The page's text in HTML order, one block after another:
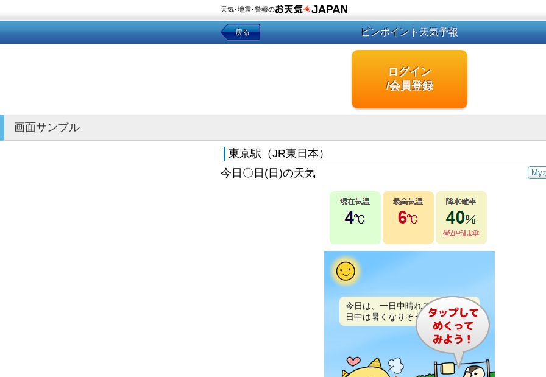
天気･地震･警報の
戻る ピンポイント天気予報
ログイン
/会員登録
画面サンプル
東京駅（JR東日本）
My
今日〇日(日)の天気
今日は、一日中晴れるでしょう。
日中は暑くなりそうです。